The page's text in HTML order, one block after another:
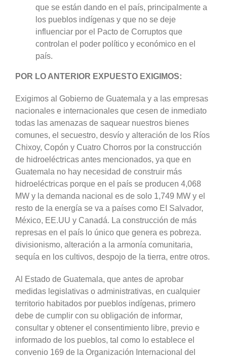
que se están dando en el país, principalmente a
los pueblos indígenas y que no se deje
influenciar por el Pacto de Corruptos que
controlan el poder político y económico en el
país.
POR LO ANTERIOR EXPUESTO EXIGIMOS:
Exigimos al Gobierno de Guatemala y a las empresas
nacionales e internacionales que cesen de inmediato
todas las amenazas de saquear nuestros bienes
comunes, el secuestro, desvío y alteración de los Ríos
Chixoy, Copón y Cuatro Chorros por la construcción
de hidroeléctricas antes mencionados, ya que en
Guatemala no hay necesidad de construir más
hidroeléctricas porque en el país se producen 4,068
MW y la demanda nacional es de solo 1,749 MW y el
resto de la energía se va a países como EI Salvador,
México, EE.UU y Canadá. La construcción de más
represas en el país lo único que genera es pobreza.
divisionismo, alteración a la armonía comunitaria,
sequía en los cultivos, despojo de la tierra, entre otros.
Al Estado de Guatemala, que antes de aprobar
medidas legislativas o administrativas, en cualquier
territorio habitados por pueblos indígenas, primero
debe de cumplir con su obligación de informar,
consultar y obtener el consentimiento libre, previo e
informado de los pueblos, tal como lo establece el
convenio 169 de la Organización Internacional del